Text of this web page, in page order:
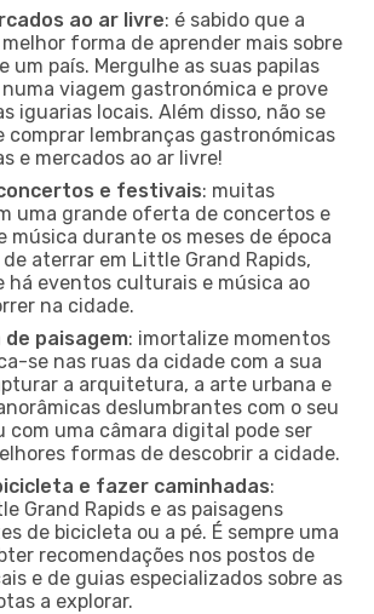
ao ar livre: é sabido que a
forma de aprender mais sobre
um país. Mergulhe as suas papilas
viagem gastronómica e prove
iguarias locais. Além disso, não se
comprar lembranças gastronómicas
e mercados ao ar livre!
e festivais: muitas
uma grande oferta de concertos e
música durante os meses de época
aterrar em Little Grand Rapids,
há eventos culturais e música ao
na cidade.
paisagem: imortalize momentos
se nas ruas da cidade com a sua
a arquitetura, a arte urbana e
deslumbrantes com o seu
com uma câmara digital pode ser
formas de descobrir a cidade.
e fazer caminhadas:
Grand Rapids e as paisagens
de bicicleta ou a pé. É sempre uma
recomendações nos postos de
e de guias especializados sobre as
a explorar.